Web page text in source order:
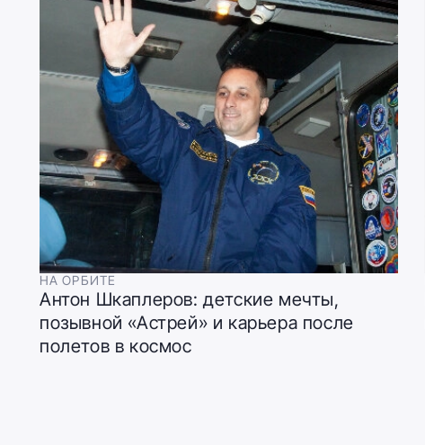
НА ОРБИТЕ
Антон Шкаплеров: детские мечты,
позывной «Астрей» и карьера после
полетов в космос